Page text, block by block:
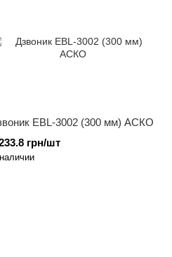
EBL-3002 (300 мм) АСКО
грн/шт